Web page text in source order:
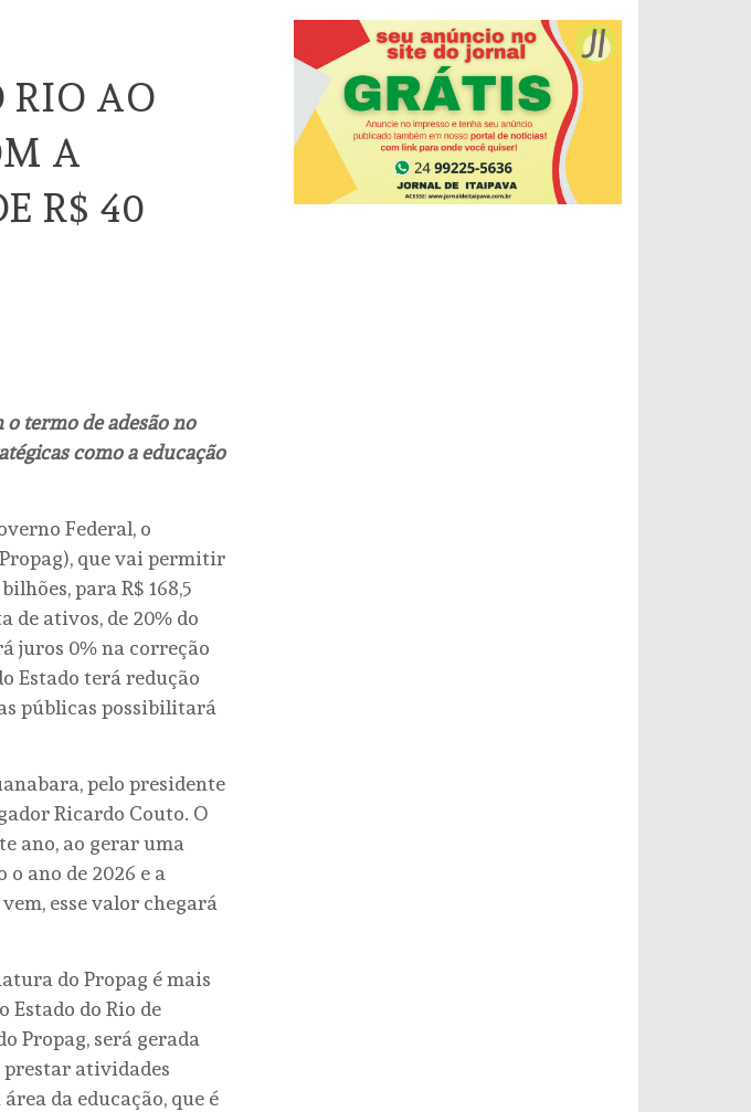
RIO AO
A
R$ 40
termo de adesão no
como a educação
Federal, o
que vai permitir
para R$ 168,5
de ativos, de 20% do
juros 0% na correção
Estado terá redução
públicas possibilitará
pelo presidente
Ricardo Couto. O
ano, ao gerar uma
o ano de 2026 e a
esse valor chegará
do Propag é mais
do Rio de
Propag, será gerada
atividades
da educação, que é